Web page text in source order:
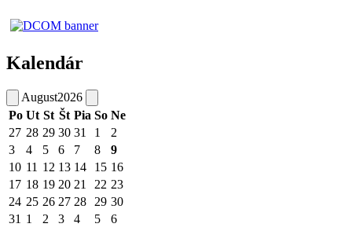
Kalendár
August2026
Po Ut St Št Pia So Ne
27 28 29 30 31 1
2
3
4 5 6 7 8
9
10 11 12 13 14 15 16
17 18 19 20 21 22 23
24 25 26 27 28 29 30
31 1 2 3 4 5 6